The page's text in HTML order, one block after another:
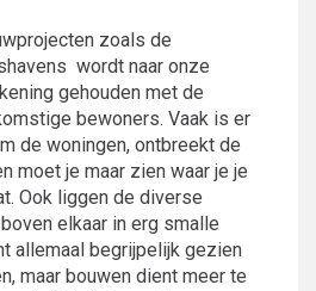
zoals de
wordt naar onze
gehouden met de
bewoners. Vaak is er
de woningen, ontbreekt de
moet je maar zien waar je je
Ook liggen de diverse
elkaar in erg smalle
allemaal begrijpelijk gezien
maar bouwen dient meer te